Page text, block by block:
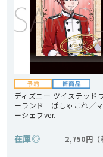
ディズニー ツイステッド
ーランド ぱしゃこれ／
ーシェフver.
在庫◎ 2,750円